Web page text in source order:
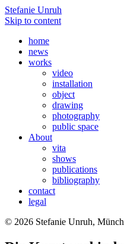
Stefanie Unruh
Skip to content
home
news
works
video
installation
object
drawing
photography
public space
About
vita
shows
publications
bibliography
contact
legal
© 2026 Stefanie Unruh,